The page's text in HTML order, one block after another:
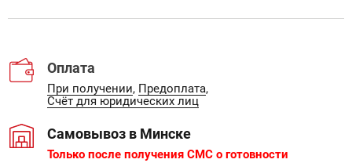
Оплата
При получении, Предоплата,
Счёт для юридических лиц
Самовывоз в Минске
Только после получения СМС о готовности